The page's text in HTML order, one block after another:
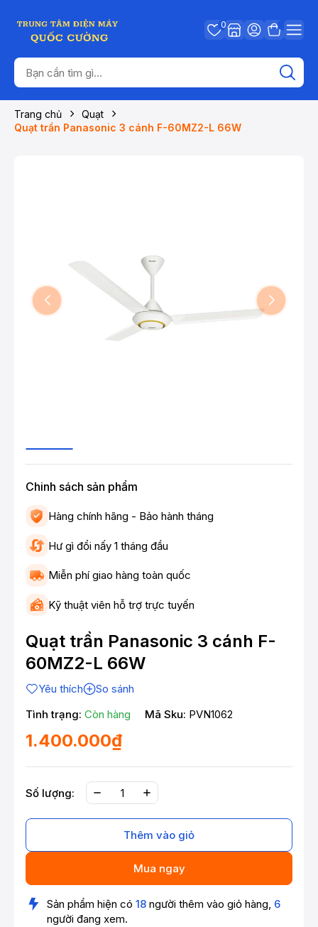
0
Trang chủ
Quạt
Quạt trần Panasonic 3 cánh F-60MZ2-L 66W
Chinh sách sản phẩm
Hàng chính hãng - Bảo hành tháng
Hư gì đổi nấy 1 tháng đầu
Miễn phí giao hàng toàn quốc
Kỹ thuật viên hỗ trợ trực tuyến
Quạt trần Panasonic 3 cánh F-
60MZ2-L 66W
Yêu thích
So sánh
Tình trạng: Còn hàng Mã Sku: PVN1062
1.400.000₫
Số lượng:
Thêm vào giỏ
Mua ngay
Sản phẩm hiện có 18 người thêm vào giỏ hàng, 6
người đang xem.